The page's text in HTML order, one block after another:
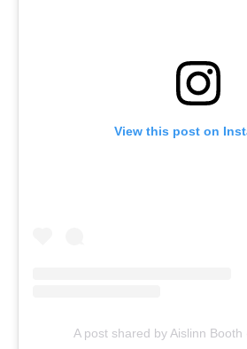
View this post on
A post shared by Aislinn